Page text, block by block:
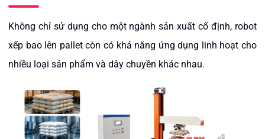
Không chỉ sử dụng cho một ngành sản xuất cố định, robot
xếp bao lên pallet còn có khả năng ứng dụng linh hoạt cho
nhiều loại sản phẩm và dây chuyền khác nhau.